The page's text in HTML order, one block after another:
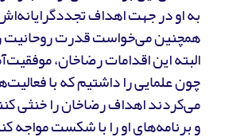
به او در جهت اهداف
همچنین می‌خواست قدرت روحانیت
البته این اقدامات رضاخان،
چون علمایی را داشتیم که با
می‌کردند اهداف رضاخان را خنثی
و برنامه‌های او را با شکست مواجه